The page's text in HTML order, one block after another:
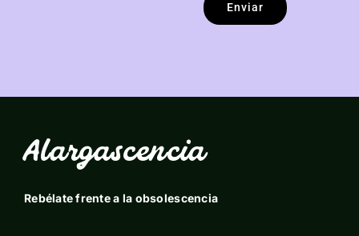
Enviar
Alargascencia
Rebélate frente a la obsolescencia